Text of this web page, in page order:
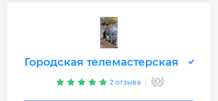
Городская телемастерская
2 отзыва